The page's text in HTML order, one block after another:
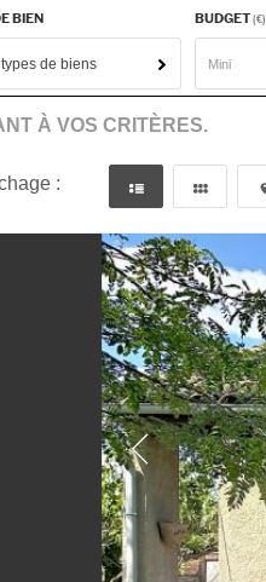
BIEN
types de biens
BUDGET(€)
À VOS CRITÈRES.
: